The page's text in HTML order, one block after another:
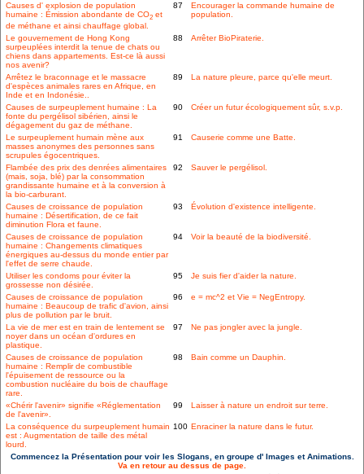
Causes d' explosion de population
humaine : Émission abondante de CO2 et
de méthane et ainsi chauffage global.
87
Encourager la commande humaine de
population.
Le gouvernement de Hong Kong
surpeuplées interdit la tenue de chats ou
chiens dans appartements. Est-ce là aussi
nos avenir?
88 Arrêter BioPiraterie.
Arrêtez le braconnage et le massacre
d'espèces animales rares en Afrique, en
Inde et en Indonésie..
89 La nature pleure, parce qu'elle meurt.
Causes de surpeuplement humaine : La
fonte du pergélisol sibérien, ainsi le
dégagement du gaz de méthane.
90 Créer un futur écologiquement sûr, s.v.p.
Le surpeuplement humain mène aux
masses anonymes des personnes sans
scrupules égocentriques.
91 Causerie comme une Batte.
Flambée des prix des denrées alimentaires
(mais, soja, blé) par la consommation
grandissante humaine et à la conversion à
la bio-carburant.
92 Sauver le pergélisol.
Causes de croissance de population
humaine : Désertification, de ce fait
diminution Flora et faune.
93 Évolution d'existence intelligente.
Causes de croissance de population
humaine : Changements climatiques
énergiques au-dessus du monde entier par
l'effet de serre chaude.
94 Voir la beauté de la biodiversité.
Utiliser les condoms pour éviter la
grossesse non désirée.
95 Je suis fier d'aider la nature.
Causes de croissance de population
humaine : Beaucoup de trafic d'avion, ainsi
plus de pollution par le bruit.
96 e = mc^2 et Vie = NegEntropy.
La vie de mer est en train de lentement se
noyer dans un océan d'ordures en
plastique.
97 Ne pas jongler avec la jungle.
Causes de croissance de population
humaine : Remplir de combustible
l'épuisement de ressource ou la
combustion nucléaire du bois de chauffage
rare.
98 Bain comme un Dauphin.
«Chérir l'avenir» signifie «Réglementation
de l'avenir».
99 Laisser à nature un endroit sur terre.
La conséquence du surpeuplement humain
est : Augmentation de taille des métal
lourd.
100 Enraciner la nature dans le futur.
Commencez la Présentation pour voir les Slogans, en groupe d' Images et Animations.
Va en retour au dessus de page.